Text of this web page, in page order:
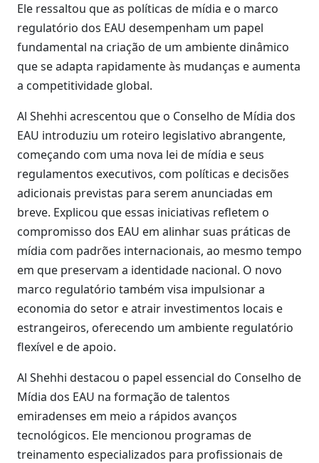
Ele ressaltou que as políticas de mídia e o marco
regulatório dos EAU desempenham um papel
fundamental na criação de um ambiente dinâmico
que se adapta rapidamente às mudanças e aumenta
a competitividade global.
Al Shehhi acrescentou que o Conselho de Mídia dos
EAU introduziu um roteiro legislativo abrangente,
começando com uma nova lei de mídia e seus
regulamentos executivos, com políticas e decisões
adicionais previstas para serem anunciadas em
breve. Explicou que essas iniciativas refletem o
compromisso dos EAU em alinhar suas práticas de
mídia com padrões internacionais, ao mesmo tempo
em que preservam a identidade nacional. O novo
marco regulatório também visa impulsionar a
economia do setor e atrair investimentos locais e
estrangeiros, oferecendo um ambiente regulatório
flexível e de apoio.
Al Shehhi destacou o papel essencial do Conselho de
Mídia dos EAU na formação de talentos
emiradenses em meio a rápidos avanços
tecnológicos. Ele mencionou programas de
treinamento especializados para profissionais de